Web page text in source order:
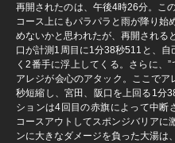
再開されたのは、午後4時26分。こ
コース上にもパラパラと雨が降り始
めないかと思われたが、再開される
口が計測1周目に1分38秒511と、
く2番手に浮上してくる。さらに、
アレジが会心のアタック。ここで
秒短縮し、宮田、阪口を上回る1分
ションは4回目の赤旗によって中断
コースアウトしてスポンジバリアに
ンに大きなダメージを負った大湯は